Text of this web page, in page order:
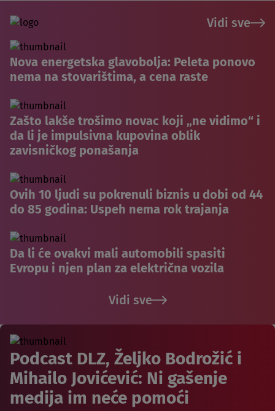
Vidi sve
Nova energetska glavobolja: Peleta ponovo
nema na stovarištima, a cena raste
Zašto lakše trošimo novac koji „ne vidimo“ i
da li je impulsivna kupovina oblik
zavisničkog ponašanja
Ovih 10 ljudi su pokrenuli biznis u dobi od 44
do 85 godina: Uspeh nema rok trajanja
Da li će ovakvi mali automobili spasiti
Evropu i njen plan za električna vozila
Vidi sve
Podcast DLZ, Željko Bodrožić i
Mihailo Jovićević: Ni gašenje
medija im neće pomoći